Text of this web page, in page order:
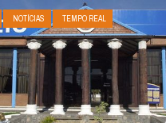
NOTÍCIAS TEMPO REAL